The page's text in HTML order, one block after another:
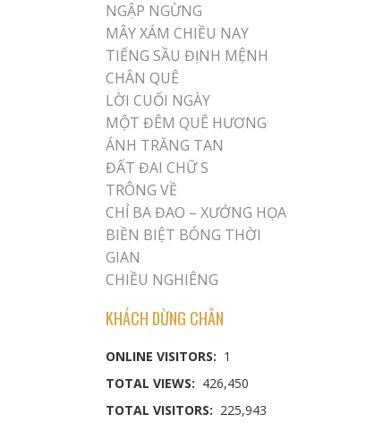
NGẬP NGỪNG
MÂY XÁM CHIỀU NAY
TIẾNG SẦU ĐỊNH MỆNH
CHÂN QUÊ
LỜI CUỐI NGÀY
MỘT ĐÊM QUÊ HƯƠNG
ÁNH TRĂNG TAN
ĐẤT ĐAI CHỮ S
TRÔNG VỀ
CHỈ BA ĐAO – XƯỚNG HỌA
BIỀN BIỆT BÓNG THỜI
GIAN
CHIỀU NGHIÊNG
KHÁCH DỪNG CHÂN
ONLINE VISITORS: 1
TOTAL VIEWS: 426,450
TOTAL VISITORS: 225,943